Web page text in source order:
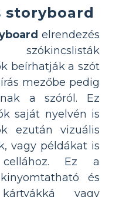
storyboard
elrendezés
beírhatják a szót
mezőbe pedig
a szóról. Ez
saját nyelvén is
ezután vizuális
vagy példákat is
Ez a
és
vagy